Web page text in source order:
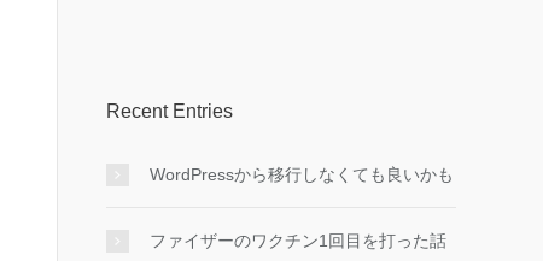
Recent Entries
WordPressから移行しなくても良いかも
ファイザーのワクチン1回目を打った話